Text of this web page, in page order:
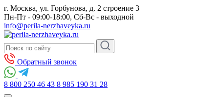
г. Москва, ул. Горбунова, д. 2 строение 3
Пн-Пт - 09:00-18:00, Сб-Вс - выходной
info@perila-nerzhaveyka.ru
Обратный звонок
8 800 250 46 43 8 985 190 31 28